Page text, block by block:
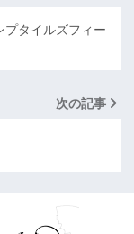
タイルズフィー
次の記事